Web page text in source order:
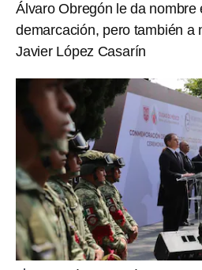
Álvaro Obregón le da nombre
demarcación, pero también a
Javier López Casarín